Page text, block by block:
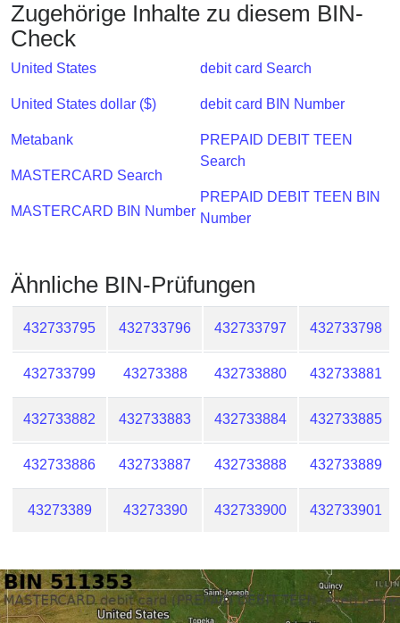
IP
BIN
Checker
Validator
Zugehörige Inhalte zu diesem BIN-
Check
United States
United States dollar ($)
Metabank
MASTERCARD Search
MASTERCARD BIN Number
debit card Search
debit card BIN Number
PREPAID DEBIT TEEN
Search
PREPAID DEBIT TEEN BIN
Number
Ähnliche BIN-Prüfungen
432733795 432733796 432733797 432733798
432733799 43273388 432733880 432733881
432733882 432733883 432733884 432733885
432733886 432733887 432733888 432733889
43273389 43273390 432733900 432733901